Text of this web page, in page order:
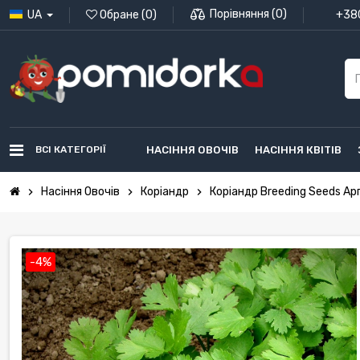
UA Обране (0) Порівняння (0)
ВСІ КАТЕГОРІЇ НАСІННЯ ОВОЧІВ НАСІННЯ КВІТІВ
chevron_right Насіння Овочів chevron_right Коріандр chevron_right Коріандр Breeding Seeds
-4%